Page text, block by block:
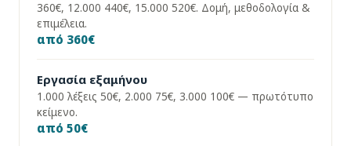
360€, 12.000 440€, 15.000 520€. Δομή, μεθοδολογία &
επιμέλεια.
από 360€
Εργασία εξαμήνου
1.000 λέξεις 50€, 2.000 75€, 3.000 100€ — πρωτότυπο
κείμενο.
από 50€